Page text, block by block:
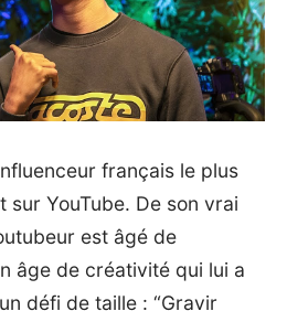
français le plus
sur YouTube. De son vrai
est âgé de
âge de créativité qui lui a
défi de taille : “Gravir